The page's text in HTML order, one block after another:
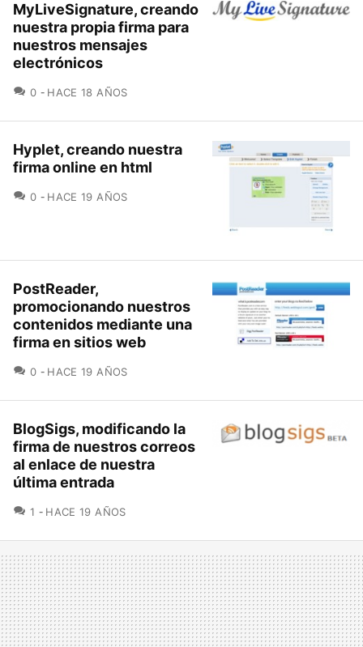
MyLiveSignature, creando
nuestra propia firma para
nuestros mensajes
electrónicos
0 COMENTARIOS
HACE 18 AÑOS
Hyplet, creando nuestra
firma online en html
0 COMENTARIOS
HACE 19 AÑOS
PostReader,
promocionando nuestros
contenidos mediante una
firma en sitios web
0 COMENTARIOS
HACE 19 AÑOS
BlogSigs, modificando la
firma de nuestros correos
al enlace de nuestra
última entrada
1 COMENTARIOS
HACE 19 AÑOS